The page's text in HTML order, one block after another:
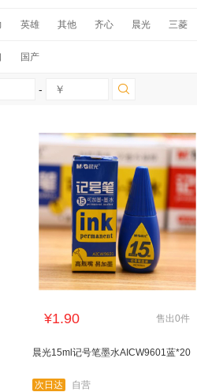
英雄 其他 齐心 晨光 三菱
赛兄纳弟
真彩 旗文
国产
-
¥1.90 售出0件
晨光15ml记号笔墨水AICW9601蓝*20
次日达 自营